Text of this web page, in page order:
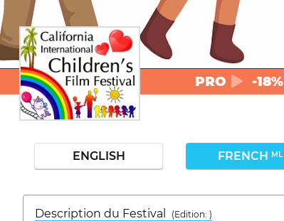
PRO -18%
ENGLISH FRENCH ML
Description du Festival
( Edition: )